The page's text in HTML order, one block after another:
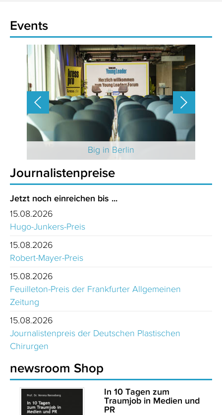
Events
Big in Berlin
Journalistenpreise
Jetzt noch einreichen bis ...
15.08.2026
Hugo-Junkers-Preis
15.08.2026
Robert-Mayer-Preis
15.08.2026
Feuilleton-Preis der Frankfurter Allgemeinen
Zeitung
15.08.2026
Journalistenpreis der Deutschen Plastischen
Chirurgen
newsroom Shop
In 10 Tagen zum
Traumjob in Medien und
PR